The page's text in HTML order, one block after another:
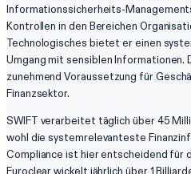
Informationssicherheits-
Kontrollen in den Bereichen
Technologisches bietet er einen
Umgang mit sensiblen Informationen.
zunehmend Voraussetzung für
Finanzsektor.
SWIFT verarbeitet täglich über 45
wohl die systemrelevanteste
Compliance ist hier entscheidend für
Euroclear wickelt jährlich über 1